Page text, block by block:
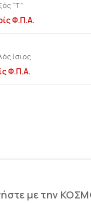
“Τ”
Φ.Π.Α.
ίσιος
Φ.Π.Α.
με την